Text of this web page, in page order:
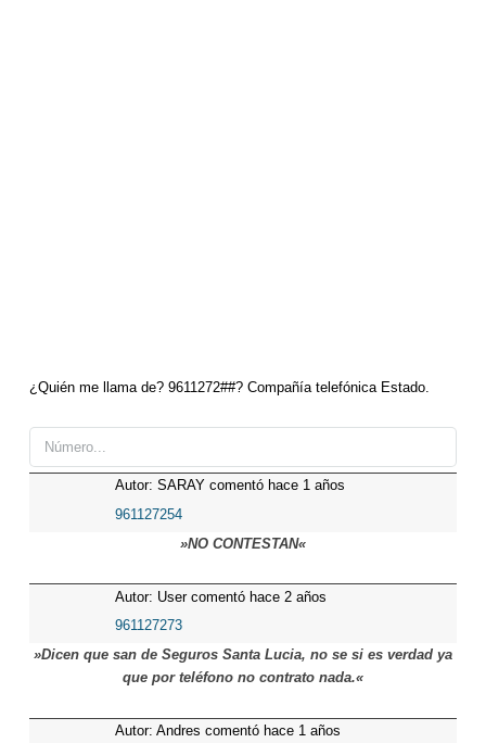
¿Quién me llama de? 9611272##? Compañía telefónica Estado.
Autor: SARAY comentó hace 1 años
961127254
»NO CONTESTAN«
Autor: User comentó hace 2 años
961127273
»Dicen que san de Seguros Santa Lucia, no se si es verdad ya
que por teléfono no contrato nada.«
Autor: Andres comentó hace 1 años